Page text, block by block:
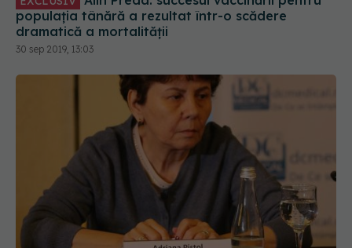
30 sep 2019, 13:03
EXCLUSIV Adriana Pistol: România are nevoie de
o strategie de vaccinare